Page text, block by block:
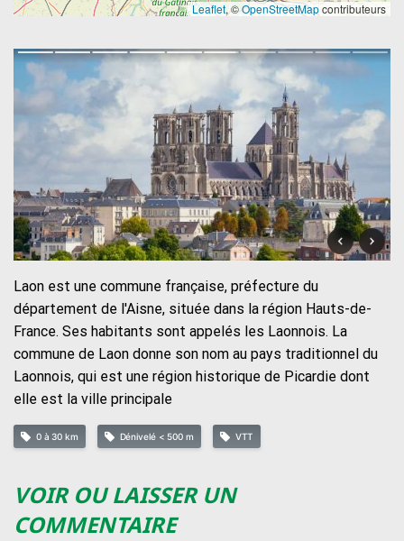
Leaflet, ©OpenStreetMapcontributeurs
Laon est une commune française, préfecture du
département de l'Aisne, située dans la région Hauts-de-
France. Ses habitants sont appelés les Laonnois. La
commune de Laon donne son nom au pays traditionnel du
Laonnois, qui est une région historique de Picardie dont
elle est la ville principale
0 à 30 km Dénivelé < 500 m VTT
VOIR OU LAISSER UN
COMMENTAIRE